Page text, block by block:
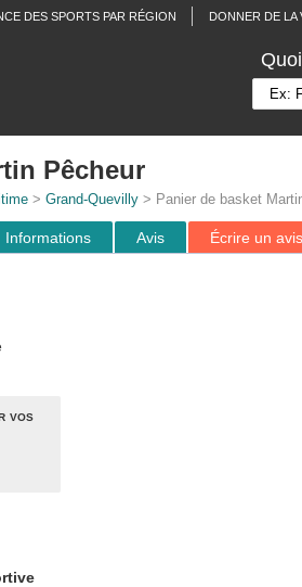
DES SPORTS PAR RÉGION DONNER DE LA
Pêcheur
> Grand-Quevilly> Panier de basket
Informations Avis Écrire un avis
vos